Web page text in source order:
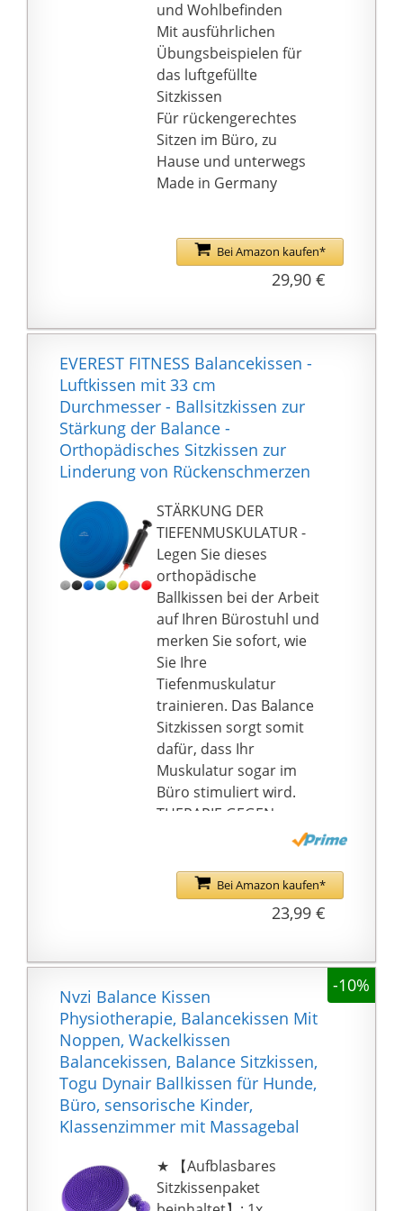
möglich.
𝗠𝗔𝗫𝗜𝗠𝗔𝗟𝗘𝗥
𝗦𝗜𝗧𝗭𝗞𝗢𝗠𝗙𝗢𝗥𝗧:
Durch eine genoppte
und eine glatte Seite
kannst Du den
Sitzkomfort zusätzlich
beeinflussen. Der
Härtegrad des Kissens
Luftpumpe flexibel
anpassen.
𝗚𝗥𝗔𝗧𝗜𝗦 𝗘-𝗕𝗢𝗢𝗞 &
effektives Training mit
dem Ballkissen erhältst
Du einen Einstiegsguide
sowie ein umfassendes
E-Book mit
verschiedenen
Trainingsoptionen.
und Wohlbefinden
Mit ausführlichen
Übungsbeispielen für
das luftgefüllte
Sitzkissen
Für rückengerechtes
Sitzen im Büro, zu
Hause und unterwegs
Made in Germany
Bei Amazon kaufen*
29,90 €
EVEREST FITNESS Balancekissen -
Luftkissen mit 33 cm
Durchmesser - Ballsitzkissen zur
Stärkung der Balance -
Orthopädisches Sitzkissen zur
Linderung von Rückenschmerzen
STÄRKUNG DER
TIEFENMUSKULATUR -
Legen Sie dieses
orthopädische
Ballkissen bei der Arbeit
auf Ihren Bürostuhl und
merken Sie sofort, wie
Sie Ihre
Tiefenmuskulatur
trainieren. Das Balance
Sitzkissen sorgt somit
dafür, dass Ihr
Muskulatur sogar im
Büro stimuliert wird.
THERAPIE GEGEN
RÜCKENSCHMERZEN -
stärkt die Körpermitte.
Eine gestärkte
Körpermitte ist einer
Bekämpfung von
Rückenschmerzen. Die
Physiotherapie zur
Bekämpfung Ihrer
Schmerzen können Sie
also am Schreibtisch
erledigen.
HOHE BELASTBARKEIT -
Auch bei einem Gewicht
von 150 kg verliert
dieses Mobilkissen nie
an Luft und bietet eine
Bei Amazon kaufen*
23,99 €
-10%
Nvzi Balance Kissen
Physiotherapie, Balancekissen Mit
Noppen, Wackelkissen
Balancekissen, Balance Sitzkissen,
Togu Dynair Ballkissen für Hunde,
Büro, sensorische Kinder,
Klassenzimmer mit Massagebal
★ 【Aufblasbares
Sitzkissenpaket